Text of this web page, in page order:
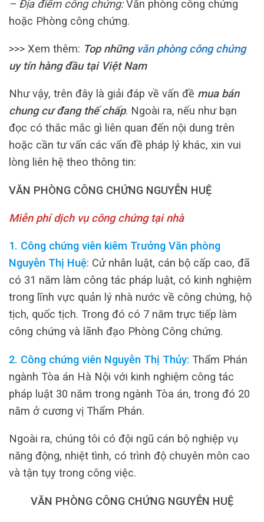
– Địa điểm công chứng:Văn phòng công chứng
hoặc Phòng công chứng.
>>> Xem thêm: Top những văn phòng công chứng
uy tín hàng đầu tại Việt Nam
Như vậy, trên đây là giải đáp về vấn đề mua bán
chung cư đang thế chấp. Ngoài ra, nếu như bạn
đọc có thắc mắc gì liên quan đến nội dung trên
hoặc cần tư vấn các vấn đề pháp lý khác, xin vui
lòng liên hệ theo thông tin:
VĂN PHÒNG CÔNG CHỨNG NGUYỄN HUỆ
Miễn phí dịch vụ công chứng tại nhà
1. Công chứng viên kiêm Trưởng Văn phòng
Nguyễn Thị Huệ: Cử nhân luật, cán bộ cấp cao, đã
có 31 năm làm công tác pháp luật, có kinh nghiệm
trong lĩnh vực quản lý nhà nước về công chứng, hộ
tịch, quốc tịch. Trong đó có 7 năm trực tiếp làm
công chứng và lãnh đạo Phòng Công chứng.
2. Công chứng viên Nguyễn Thị Thủy: Thẩm Phán
ngành Tòa án Hà Nội với kinh nghiệm công tác
pháp luật 30 năm trong ngành Tòa án, trong đó 20
năm ở cương vị Thẩm Phán.
Ngoài ra, chúng tôi có đội ngũ cán bộ nghiệp vụ
năng động, nhiệt tình, có trình độ chuyên môn cao
và tận tụy trong công việc.
VĂN PHÒNG CÔNG CHỨNG NGUYỄN HUỆ